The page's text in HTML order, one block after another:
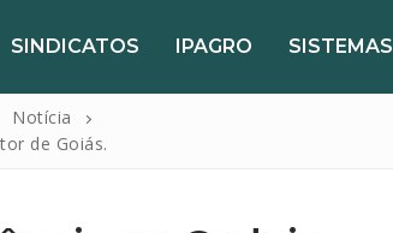
SINDICATOS IPAGRO SISTEMAS
Notícia
de Goiás.